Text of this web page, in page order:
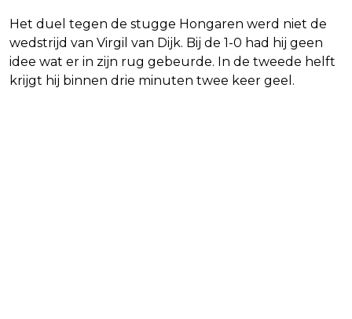
Het duel tegen de stugge Hongaren werd niet de
wedstrijd van Virgil van Dijk. Bij de 1-0 had hij geen
idee wat er in zijn rug gebeurde. In de tweede helft
krijgt hij binnen drie minuten twee keer geel.